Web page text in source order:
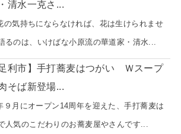
清水一克さ...
の気持ちにならなければ、花は生けられませ
るのは、いけばな小原流の華道家・清水...
足利市】手打蕎麦はつがい Ｗスープ
そば新登場...
９月にオープン14周年を迎えた、手打蕎麦は
人気のこだわりのお蕎麦屋やさんです...